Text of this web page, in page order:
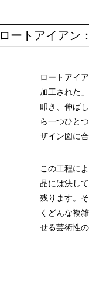
ロートアイアン
ロートアイ
加工された
叩き、伸ば
ら一つひと
ザイン図に
この工程に
品には決し
残ります。
くどんな複
せる芸術性